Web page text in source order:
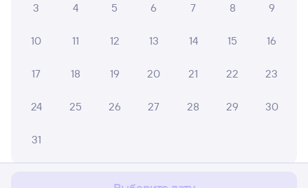
Мы используем cookies для более удобной работы
с сайтом.
3 4 5 6 7 8 9
10 11 12 13 14 15 16
17 18 19 20 21 22 23
24 25 26 27 28 29 30
31